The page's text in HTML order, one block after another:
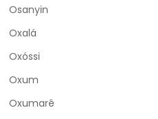
Osanyin
Oxalá
Oxóssi
Oxum
Oxumarê